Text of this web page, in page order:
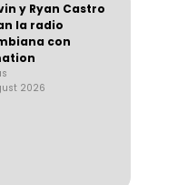
y Ryan Castro
la radio
con
2026